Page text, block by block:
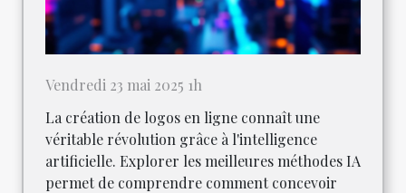
Vendredi 23 mai 2025 1h
La création de logos en ligne connaît une
véritable révolution grâce à l'intelligence
artificielle. Explorer les meilleures méthodes IA
permet de comprendre comment concevoir